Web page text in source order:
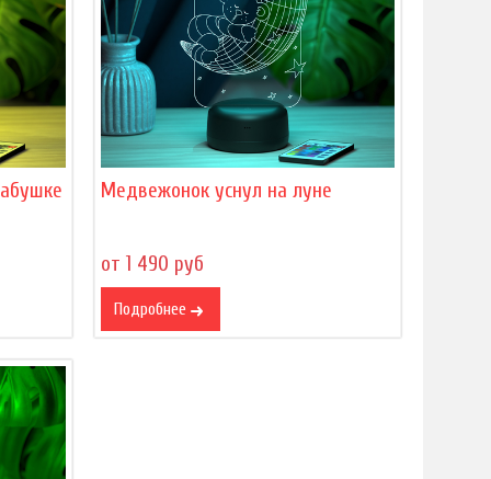
Медвежонок уснул на луне
от 1 490 руб
Подробнее